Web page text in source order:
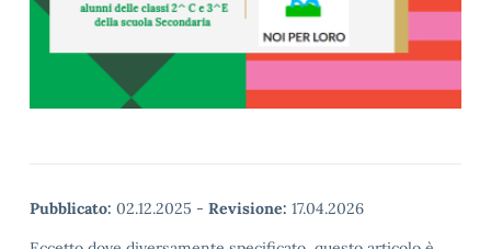
Pubblicato: 02.12.2025 - Revisione: 17.04.2026